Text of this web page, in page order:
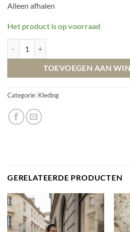
Alleen afhalen
Het product is op voorraad
TOEVOEGEN AAN
Categorie: Kleding
GERELATEERDE PRODUCTEN